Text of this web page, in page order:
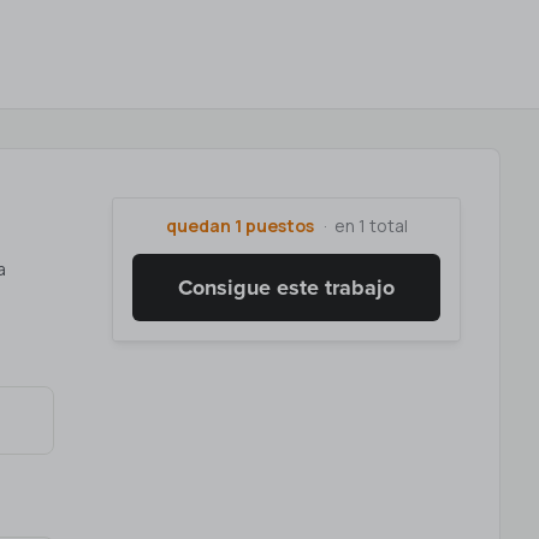
quedan 1 puestos en 1 total
Consigue este trabajo